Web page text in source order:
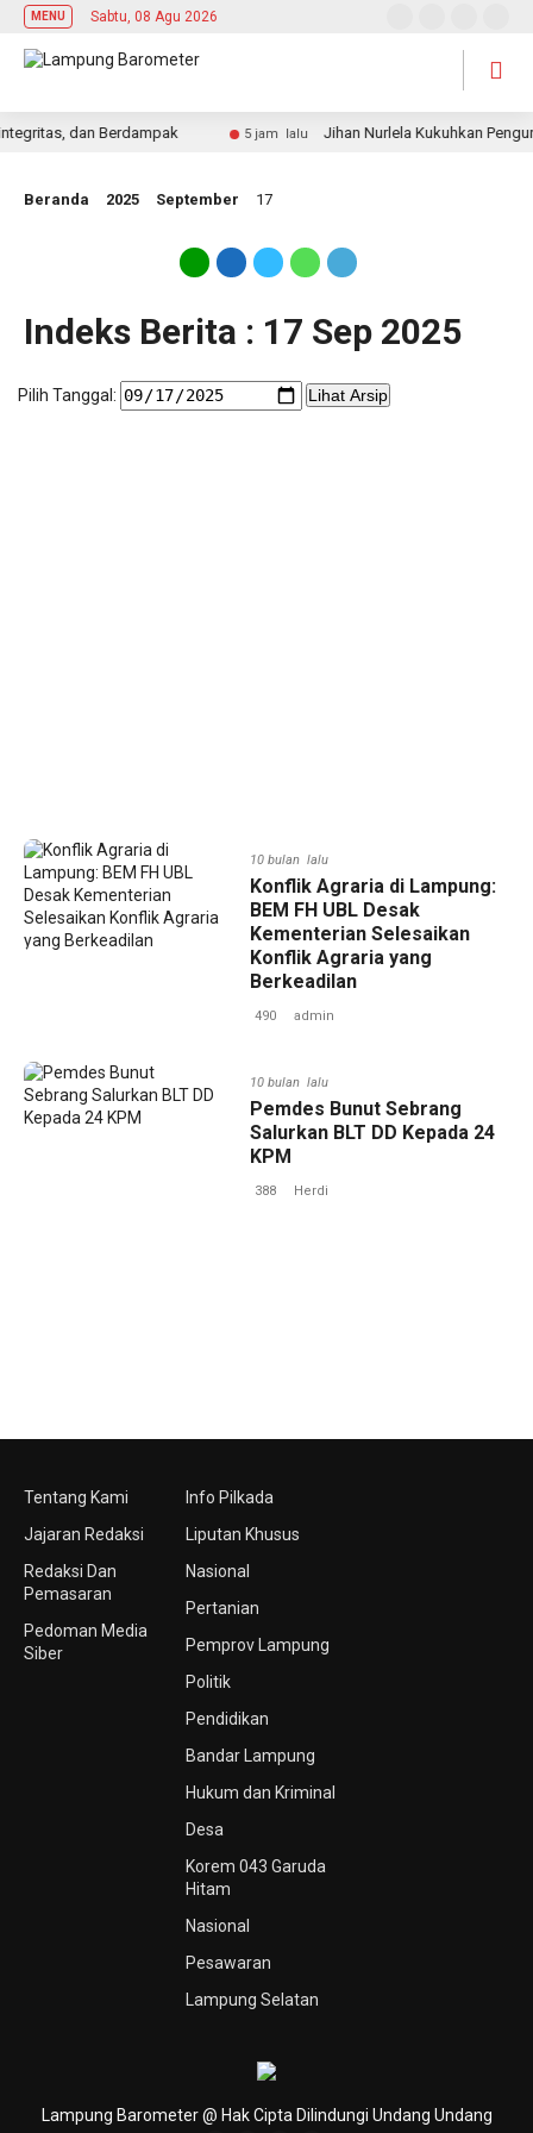
MENU Sabtu, 08 Agu 2026
dan Berdampak 5 jam lalu Jihan Nurlela Kukuhkan
Beranda 2025 September 17
Indeks Berita : 17 Sep 2025
Pilih Tanggal: Lihat Arsip
10 bulan lalu
‎Konflik Agraria di Lampung:
BEM FH UBL Desak
Kementerian Selesaikan
Konflik Agraria yang
Berkeadilan
490 admin
10 bulan lalu
Pemdes Bunut Sebrang
Salurkan BLT DD Kepada 24
KPM
388 Herdi
Tentang Kami
Jajaran Redaksi
Redaksi Dan
Pemasaran
Pedoman Media
Siber
Info Pilkada
Liputan Khusus
Nasional
Pertanian
Pemprov Lampung
Politik
Pendidikan
Bandar Lampung
Hukum dan Kriminal
Desa
Korem 043 Garuda
Hitam
Nasional
Pesawaran
Lampung Selatan
Lampung Barometer @ Hak Cipta Dilindungi Undang Undang